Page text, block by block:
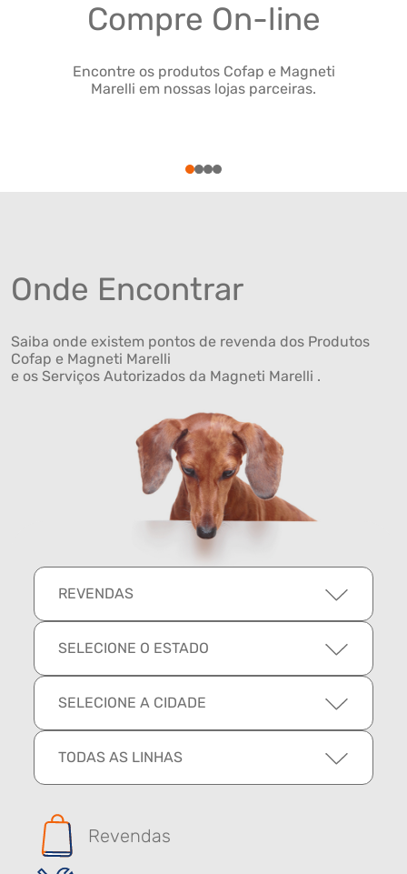
Compre On-line
Encontre os produtos Cofap e Magneti
Marelli em nossas lojas parceiras.
1234
Onde Encontrar
Saiba onde existem pontos de revenda dos Produtos
Cofap e Magneti Marelli
e os Serviços Autorizados da Magneti Marelli .
REVENDAS
SELECIONE O ESTADO
SELECIONE A CIDADE
TODAS AS LINHAS
Revendas